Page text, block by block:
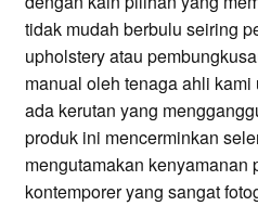
tidak mudah berbulu seiring
upholstery atau
manual oleh tenaga ahli
ada kerutan yang
produk ini mencerminkan
mengutamakan kenyamanan
kontemporer yang sangat